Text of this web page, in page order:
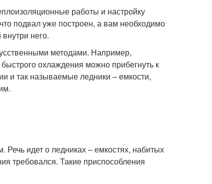
работы и настройку
подвал уже построен, а вам необходимо
него.
методами. Например,
охлаждения можно прибегнуть к
и так называемые ледники – емкости,
идет о ледниках – емкостях, набитых
требовался. Такие приспособления